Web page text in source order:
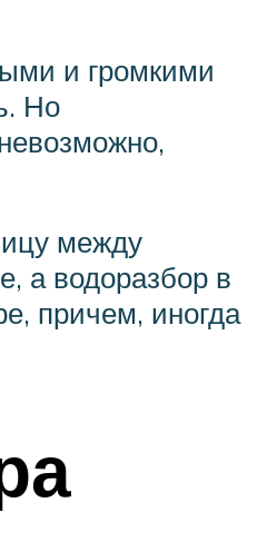
и громкими
Но
между
а водоразбор в
причем, иногда